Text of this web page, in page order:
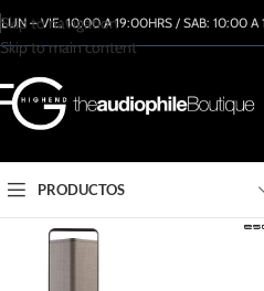
Skip to navigation
Skip to main content
LUN – VIE: 10:00 A 19:00HRS / SAB: 10:00 A
PRODUCTOS